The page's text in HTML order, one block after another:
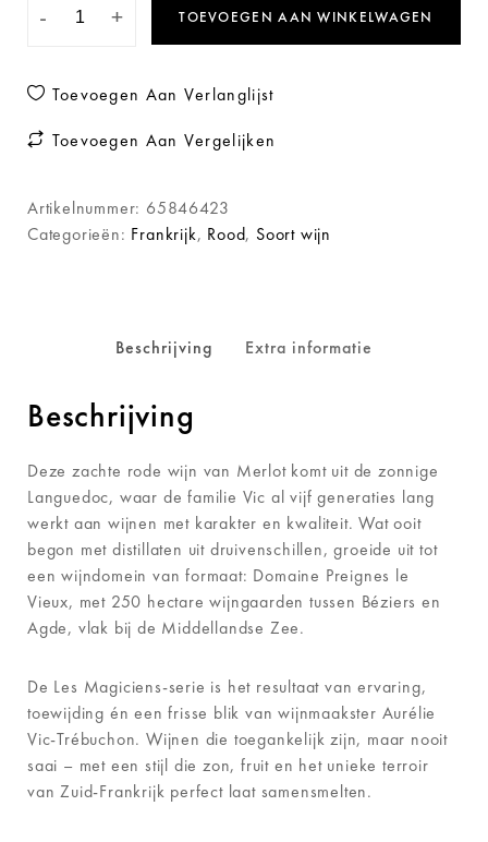
- + TOEVOEGEN AAN WINKELWAGEN
Toevoegen Aan Verlanglijst
Toevoegen Aan Vergelijken
Artikelnummer: 65846423
Categorieën: Frankrijk, Rood, Soort wijn
Beschrijving Extra informatie
Beschrijving
Deze zachte rode wijn van Merlot komt uit de zonnige
Languedoc, waar de familie Vic al vijf generaties lang
werkt aan wijnen met karakter en kwaliteit. Wat ooit
begon met distillaten uit druivenschillen, groeide uit tot
een wijndomein van formaat: Domaine Preignes le
Vieux, met 250 hectare wijngaarden tussen Béziers en
Agde, vlak bij de Middellandse Zee.
De Les Magiciens-serie is het resultaat van ervaring,
toewijding én een frisse blik van wijnmaakster Aurélie
Vic-Trébuchon. Wijnen die toegankelijk zijn, maar nooit
saai – met een stijl die zon, fruit en het unieke terroir
van Zuid-Frankrijk perfect laat samensmelten.